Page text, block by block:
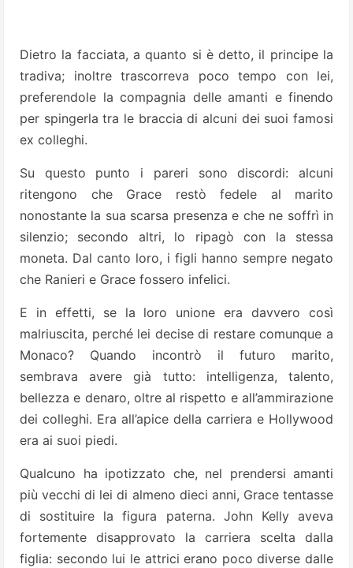
Dietro la facciata, a quanto si è detto, il principe la
tradiva; inoltre trascorreva poco tempo con lei,
preferendole la compagnia delle amanti e finendo
per spingerla tra le braccia di alcuni dei suoi famosi
ex colleghi.
Su questo punto i pareri sono discordi: alcuni
ritengono che Grace restò fedele al marito
nonostante la sua scarsa presenza e che ne soffrì in
silenzio; secondo altri, lo ripagò con la stessa
moneta. Dal canto loro, i figli hanno sempre negato
che Ranieri e Grace fossero infelici.
E in effetti, se la loro unione era davvero così
malriuscita, perché lei decise di restare comunque a
Monaco? Quando incontrò il futuro marito,
sembrava avere già tutto: intelligenza, talento,
bellezza e denaro, oltre al rispetto e all’ammirazione
dei colleghi. Era all’apice della carriera e Hollywood
era ai suoi piedi.
Qualcuno ha ipotizzato che, nel prendersi amanti
più vecchi di lei di almeno dieci anni, Grace tentasse
di sostituire la figura paterna. John Kelly aveva
fortemente disapprovato la carriera scelta dalla
figlia: secondo lui le attrici erano poco diverse dalle